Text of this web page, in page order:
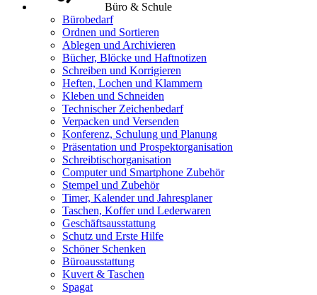
Büro & Schule
Bürobedarf
Ordnen und Sortieren
Ablegen und Archivieren
Bücher, Blöcke und Haftnotizen
Schreiben und Korrigieren
Heften, Lochen und Klammern
Kleben und Schneiden
Technischer Zeichenbedarf
Verpacken und Versenden
Konferenz, Schulung und Planung
Präsentation und Prospektorganisation
Schreibtischorganisation
Computer und Smartphone Zubehör
Stempel und Zubehör
Timer, Kalender und Jahresplaner
Taschen, Koffer und Lederwaren
Geschäftsausstattung
Schutz und Erste Hilfe
Schöner Schenken
Büroausstattung
Kuvert & Taschen
Spagat